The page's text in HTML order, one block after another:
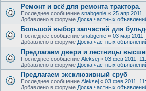
Ремонт и всё для ремонта трактора.
Последнее сообщение snabgenie « 25 апр 2011,
Добавлено в форуме Доска частных
Большой выбор запчастей для
Последнее сообщение snabgenie « 03 мар 2011,
Добавлено в форуме Доска частных
Предлагаем двери и лестницы
Последнее сообщение Aleksej « 03 фев 2011,
Добавлено в форуме Доска частных
Предлагаем эксклюзивный сруб
Последнее сообщение Aleksej « 03 фев 2011,
Добавлено в форуме Доска частных